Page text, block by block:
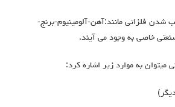
شدن فلزاتی مانند:آهن-آلومینیوم-برنج-
خاصی به وجود می آیند.
میتوان به موارد زیر اشاره کرد: